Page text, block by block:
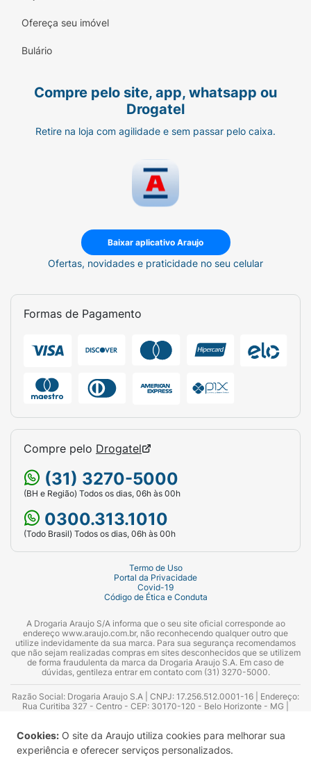
Cookies: O site da Araujo utiliza cookies para melhorar sua
experiência e oferecer serviços personalizados.
Ofereça seu imóvel
Bulário
Compre pelo site, app, whatsapp ou
Drogatel
Retire na loja com agilidade e sem passar pelo caixa.
Baixar aplicativo Araujo
Ofertas, novidades e praticidade no seu celular
Formas de Pagamento
Compre pelo Drogatel
(31) 3270-5000
(BH e Região) Todos os dias, 06h às 00h
0300.313.1010
(Todo Brasil) Todos os dias, 06h às 00h
Termo de Uso
Portal da Privacidade
Covid-19
Código de Ética e Conduta
A Drogaria Araujo S/A informa que o seu site oficial corresponde ao
endereço www.araujo.com.br, não reconhecendo qualquer outro que
utilize indevidamente da sua marca. Para sua segurança recomendamos
que não sejam realizadas compras em sites desconhecidos que se utilizem
de forma fraudulenta da marca da Drogaria Araujo S.A. Em caso de
dúvidas, gentileza entrar em contato com (31) 3270-5000.
Razão Social: Drogaria Araujo S.A | CNPJ: 17.256.512.0001-16 | Endereço:
Rua Curitiba 327 - Centro - CEP: 30170-120 - Belo Horizonte - MG |
Azevedo Guimarães – CRF 10.965 | Yasmin Silva Alvarenga – CRF 52.584 -
Consultor substituto: Thiago Aguiar Pinheiro - CRF Nº 13.748. Alvará
Sanitário: 2025020713 | Autorização de Funcionamento da Empresa (AFE):